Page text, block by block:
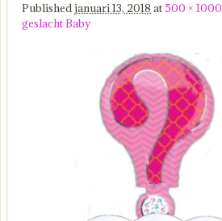
Publishedjanuari 13, 2018 at500 × 1000
geslacht Baby